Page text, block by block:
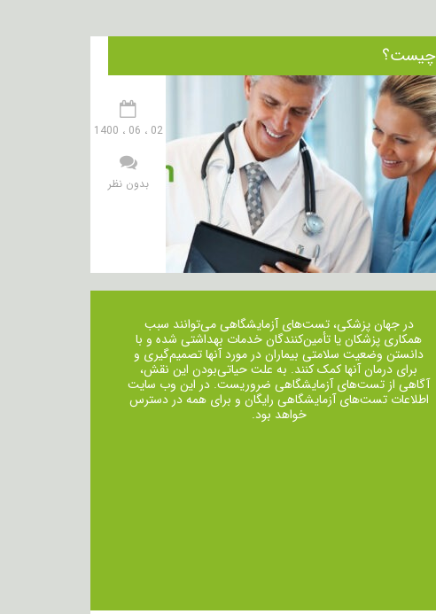
02 ، 06 ، 1400
بدون نظر
در جهان پزشکی، تست‌های آزمایشگاهی می‌توانند سبب
همکاری پزشکان یا تأمین‌کنندگان خدمات بهداشتی شده و با
دانستن وضعیت سلامتی بیماران در مورد آنها تصمیم‌گیری و
برای درمان ‌آنها کمک کنند. به علت حیاتی‌بودن این نقش،
آگاهی از تست‌های آزمایشگاهی ضروریست. در این وب سایت
اطلاعات تست‌های آزمایشگاهی رایگان و برای همه در دسترس
خواهد بود.